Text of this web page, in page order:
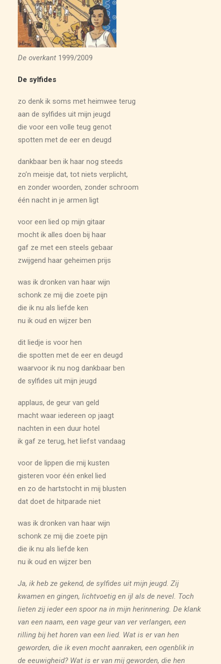
ARCHIEF
De overkant 1999/2009
De sylfides
zo denk ik soms met heimwee terug
aan de sylfides uit mijn jeugd
die voor een volle teug genot
spotten met de eer en deugd
dankbaar ben ik haar nog steeds
zo’n meisje dat, tot niets verplicht,
en zonder woorden, zonder schroom
één nacht in je armen ligt
voor een lied op mijn gitaar
mocht ik alles doen bij haar
gaf ze met een steels gebaar
zwijgend haar geheimen prijs
was ik dronken van haar wijn
schonk ze mij die zoete pijn
die ik nu als liefde ken
nu ik oud en wijzer ben
dit liedje is voor hen
die spotten met de eer en deugd
waarvoor ik nu nog dankbaar ben
de sylfides uit mijn jeugd
applaus, de geur van geld
macht waar iedereen op jaagt
nachten in een duur hotel
ik gaf ze terug, het liefst vandaag
voor de lippen die mij kusten
gisteren voor één enkel lied
en zo de hartstocht in mij blusten
dat doet de hitparade niet
was ik dronken van haar wijn
schonk ze mij die zoete pijn
die ik nu als liefde ken
nu ik oud en wijzer ben
Ja, ik heb ze gekend, de sylfides uit mijn jeugd. Zij
kwamen en gingen, lichtvoetig en ijl als de nevel. Toch
lieten zij ieder een spoor na in mijn herinnering. De klank
van een naam, een vage geur van ver verlangen, een
rilling bij het horen van een lied. Wat is er van hen
geworden, die ik even mocht aanraken, een ogenblik in
de eeuwigheid? Wat is er van mij geworden, die hen